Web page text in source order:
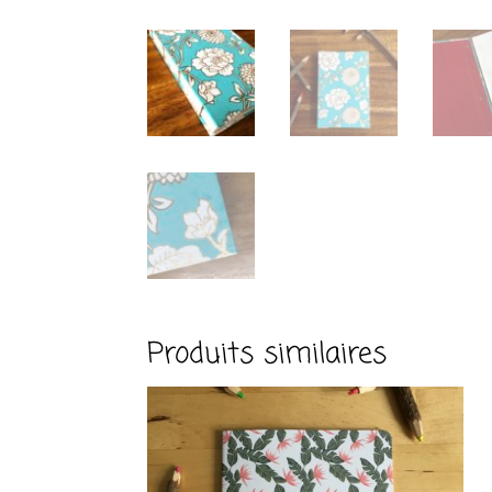
Produits similaires